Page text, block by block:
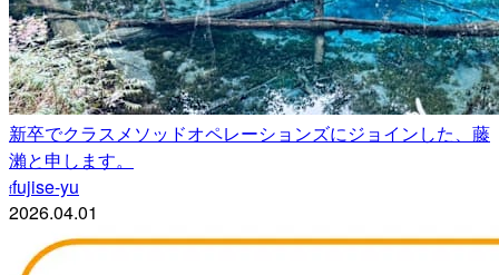
新卒でクラスメソッドオペレーションズにジョインした、藤
瀨と申します。
ffujise-yu
2026.04.01